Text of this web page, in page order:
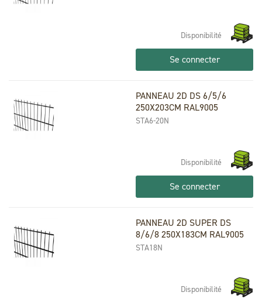
Disponibilité
Se connecter
PANNEAU 2D DS 6/5/6
250X203CM RAL9005
STA6-20N
Disponibilité
Se connecter
PANNEAU 2D SUPER DS
8/6/8 250X183CM RAL9005
STA18N
Disponibilité